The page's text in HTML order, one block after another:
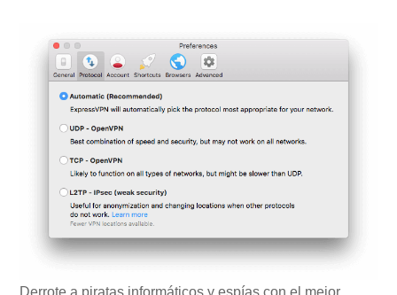
Derrote a piratas informáticos y espías con el mejor